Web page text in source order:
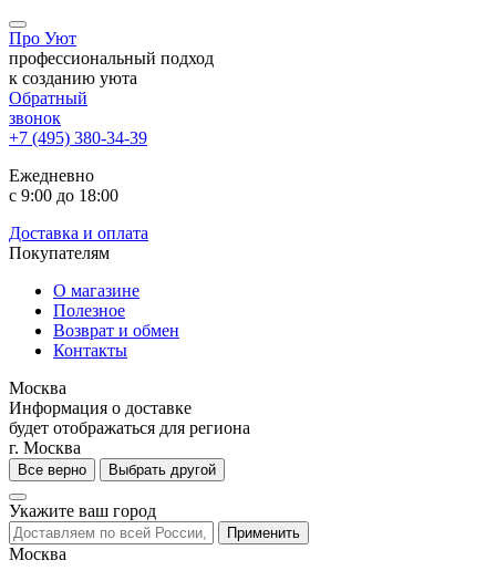
Про Уют
профессиональный подход
к созданию уюта
Обратный
звонок
+7 (495) 380-34-39
Ежедневно
с 9:00 до 18:00
Доставка и оплата
Покупателям
О магазине
Полезное
Возврат и обмен
Контакты
Москва
Информация о доставке
будет отображаться для региона
г. Москва
Все верно Выбрать другой
Укажите ваш город
Москва